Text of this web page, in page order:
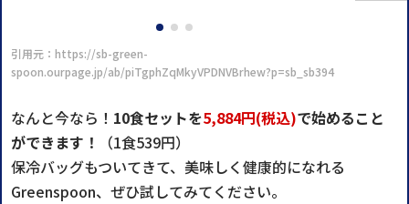
引用元：https://sb-green-
spoon.ourpage.jp/ab/piTgphZqMkyVPDNVBrhew?p=sb_sb394
なんと今なら！ 10食セットを5,884円(税込)で始めること
ができます！
（1食539円）
保冷バッグもついてきて、美味しく健康的になれる
Greenspoon、ぜひ試してみてください。